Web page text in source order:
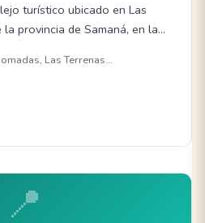
turístico ubicado en Las
provincia de Samaná, en la…
Las Terrenas…
📍